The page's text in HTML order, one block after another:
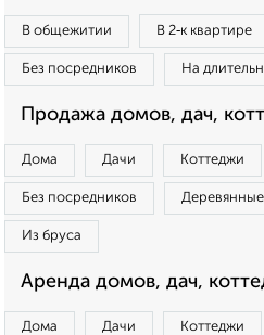
В общежитии В 2‑к квартире
Без посредников На
Продажа домов, дач,
Дома Дачи Коттеджи
Без посредников Деревянные
Из бруса
Аренда домов, дач,
Дома Дачи Коттеджи